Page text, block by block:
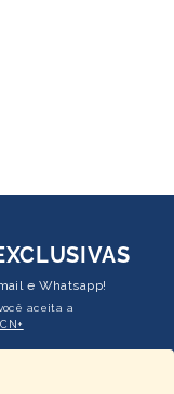
e Whatsapp!
aceita a